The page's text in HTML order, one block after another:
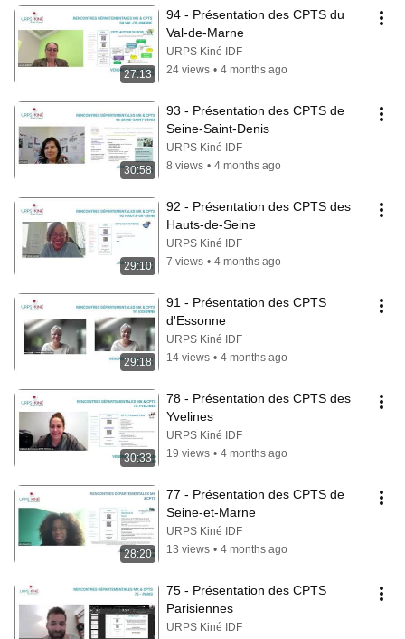
27:13
94 - Présentation des CPTS du
Val-de-Marne
URPS Kiné IDF
24 views • 4 months ago
30:58
93 - Présentation des CPTS de
Seine-Saint-Denis
URPS Kiné IDF
8 views • 4 months ago
29:10
92 - Présentation des CPTS des
Hauts-de-Seine
URPS Kiné IDF
7 views • 4 months ago
29:18
91 - Présentation des CPTS
d'Essonne
URPS Kiné IDF
14 views • 4 months ago
30:33
78 - Présentation des CPTS des
Yvelines
URPS Kiné IDF
19 views • 4 months ago
28:20
77 - Présentation des CPTS de
Seine-et-Marne
URPS Kiné IDF
13 views • 4 months ago
75 - Présentation des CPTS
Parisiennes
URPS Kiné IDF